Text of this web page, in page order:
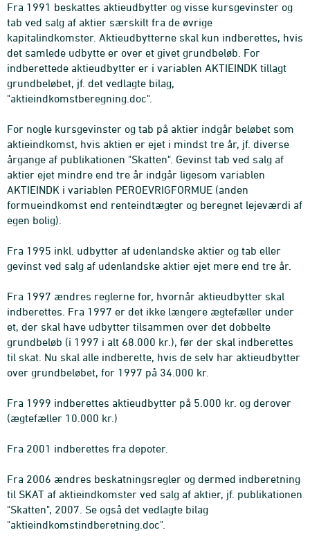
Fra 1991 beskattes aktieudbytter og visse kursgevinster og
tab ved salg af aktier særskilt fra de øvrige
kapitalindkomster. Aktieudbytterne skal kun indberettes, hvis
det samlede udbytte er over et givet grundbeløb. For
indberettede aktieudbytter er i variablen AKTIEINDK tillagt
grundbeløbet, jf. det vedlagte bilag,
"aktieindkomstberegning.doc".
For nogle kursgevinster og tab på aktier indgår beløbet som
aktieindkomst, hvis aktien er ejet i mindst tre år, jf. diverse
årgange af publikationen "Skatten". Gevinst tab ved salg af
aktier ejet mindre end tre år indgår ligesom variablen
AKTIEINDK i variablen PEROEVRIGFORMUE (anden
formueindkomst end renteindtægter og beregnet lejeværdi af
egen bolig).
Fra 1995 inkl. udbytter af udenlandske aktier og tab eller
gevinst ved salg af udenlandske aktier ejet mere end tre år.
Fra 1997 ændres reglerne for, hvornår aktieudbytter skal
indberettes. Fra 1997 er det ikke længere ægtefæller under
et, der skal have udbytter tilsammen over det dobbelte
grundbeløb (i 1997 i alt 68.000 kr.), før der skal indberettes
til skat. Nu skal alle indberette, hvis de selv har aktieudbytter
over grundbeløbet, for 1997 på 34.000 kr.
Fra 1999 indberettes aktieudbytter på 5.000 kr. og derover
(ægtefæller 10.000 kr.)
Fra 2001 indberettes fra depoter.
Fra 2006 ændres beskatningsregler og dermed indberetning
til SKAT af aktieindkomster ved salg af aktier, jf. publikationen
"Skatten", 2007. Se også det vedlagte bilag
"aktieindkomstindberetning.doc".